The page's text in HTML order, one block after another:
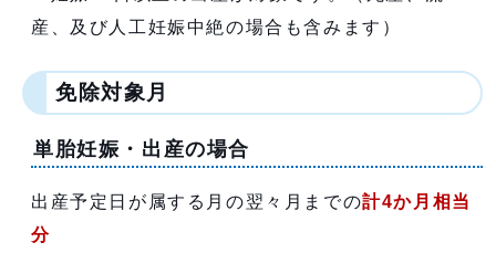
産、及び人工妊娠中絶の場合も含みます）
免除対象月
単胎妊娠・出産の場合
出産予定日が属する月の翌々月までの計4か月相当
分